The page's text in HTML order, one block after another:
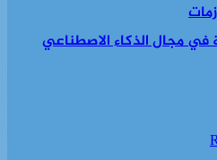
في مجال الذكاء الاصطناعي